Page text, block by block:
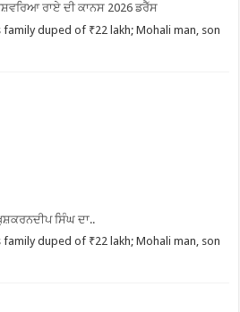
ਰਾਏ ਦੀ ਕਾਨਸ 2026 ਡਰੈੱਸ
family duped of ₹22 lakh; Mohali man, son
ਸਿੰਘ ਦਾ..
family duped of ₹22 lakh; Mohali man, son